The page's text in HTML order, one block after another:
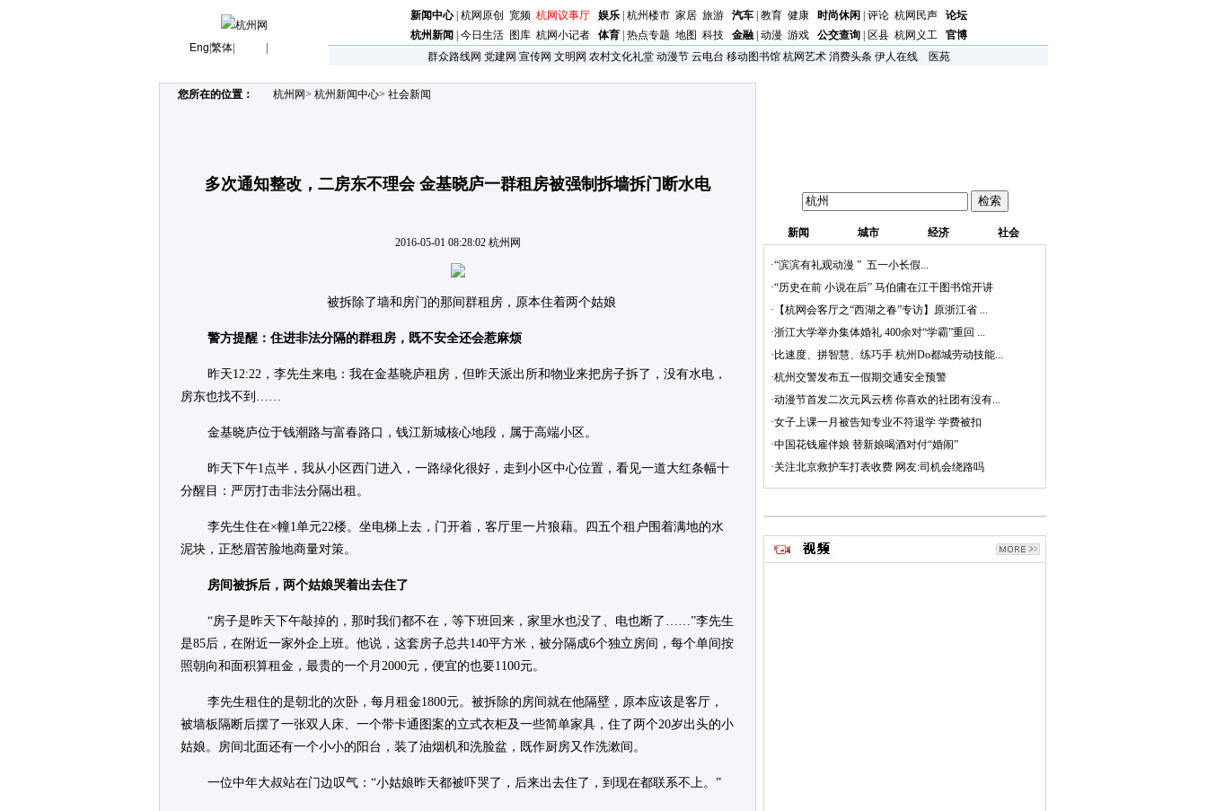
Eng 繁体
新闻中心 杭网原创 宽频 杭网议事厅 娱乐 杭州楼市 家居 旅游 汽车 教育 健康 时尚休闲 评论 杭网民声
论坛
杭州新闻
今日生活 图库 杭网小记者 体育 热点专题 地图 科技 金融 动漫 游戏 公交查询 区县 杭网义工
官博
群众路线网 党建网 宣传网 文明网 农村文化礼堂 动漫节 云电台 移动图书馆 杭网艺术 消费头条 伊人在线 医苑
您所在的位置： 杭州网> 杭州新闻中心> 社会新闻
多次通知整改，二房东不理会 金基晓庐一群租房被强制拆墙拆门断水电
2016-05-01 08:28:02 杭州网
被拆除了墙和房门的那间群租房，原本住着两个姑娘
警方提醒：住进非法分隔的群租房，既不安全还会惹麻烦
昨天12:22，李先生来电：我在金基晓庐租房，但昨天派出所和物业来把房子拆了，没有水电，
房东也找不到……
金基晓庐位于钱潮路与富春路口，钱江新城核心地段，属于高端小区。
昨天下午1点半，我从小区西门进入，一路绿化很好，走到小区中心位置，看见一道大红条幅十
分醒目：严厉打击非法分隔出租。
李先生住在×幢1单元22楼。坐电梯上去，门开着，客厅里一片狼藉。四五个租户围着满地的水
泥块，正愁眉苦脸地商量对策。
房间被拆后，两个姑娘哭着出去住了
“房子是昨天下午敲掉的，那时我们都不在，等下班回来，家里水也没了、电也断了……”李先生
是85后，在附近一家外企上班。他说，这套房子总共140平方米，被分隔成6个独立房间，每个单间按
照朝向和面积算租金，最贵的一个月2000元，便宜的也要1100元。
李先生租住的是朝北的次卧，每月租金1800元。被拆除的房间就在他隔壁，原本应该是客厅，
被墙板隔断后摆了一张双人床、一个带卡通图案的立式衣柜及一些简单家具，住了两个20岁出头的小
姑娘。房间北面还有一个小小的阳台，装了油烟机和洗脸盆，既作厨房又作洗漱间。
一位中年大叔站在门边叹气：“小姑娘昨天都被吓哭了，后来出去住了，到现在都联系不上。”
新闻 城市 经济 社会
·“滨滨有礼观动漫 ” 五一小长假...
·“历史在前 小说在后” 马伯庸在江干图书馆开讲
·【杭网会客厅之“西湖之春”专访】原浙江省 ...
·浙江大学举办集体婚礼 400余对“学霸”重回 ...
·比速度、拼智慧、练巧手 杭州Do都城劳动技能...
·杭州交警发布五一假期交通安全预警
·动漫节首发二次元风云榜 你喜欢的社团有没有...
·女子上课一月被告知专业不符退学 学费被扣
·中国花钱雇伴娘 替新娘喝酒对付“婚闹”
·关注北京救护车打表收费 网友:司机会绕路吗